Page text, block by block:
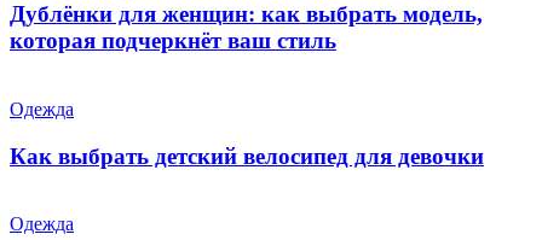
Дублёнки для женщин: как выбрать модель,
которая подчеркнёт ваш стиль
Одежда
Как выбрать детский велосипед для девочки
Одежда